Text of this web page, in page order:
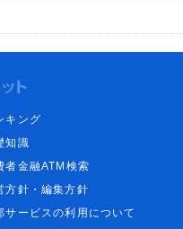
キング
知識
者金融ATM検索
方針・編集方針
サービスの利用について